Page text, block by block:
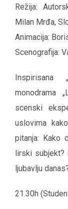
Režija:
Milan Mrđa,
Animacija:
Scenografija:
Inspirisana
monodrama
scenski
uslovima
pitanja: Kako
lirski subjekt?
ljubavlju
21.30h